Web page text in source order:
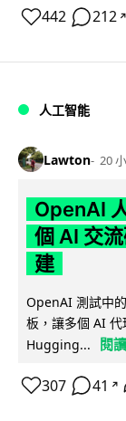
442 212 ↗
人工智能
Lawton 20
OpenAI
個 AI 交
建
OpenAI 測試中
板，讓多個 AI
Hugging...
閱
307 41 ↗